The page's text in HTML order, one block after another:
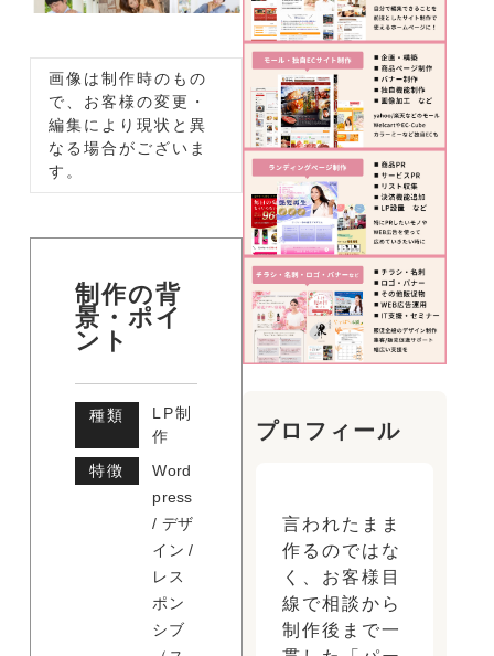
プロフィール
言われたまま
作るのではな
く、お客様目
線で相談から
制作後まで一
画像は制作時のもの
で、お客様の変更・
編集により現状と異
なる場合がございま
す。
制作の背
景・ポイ
ント
種類
LP制
作
特徴
Word
press
/ デザ
イン /
レス
ポン
シブ